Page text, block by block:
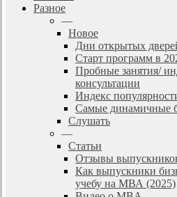
Разное
—
Новое
Дни открытых
Старт программ в
Пробные занятия/
консультации
Индекс
Самые динамичные
Слушать
—
Статьи
Отзывы
Как выпускники
учебу на МВА (2025)